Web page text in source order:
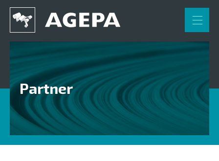
FR NL
Anwendungen
Engineering
Partner